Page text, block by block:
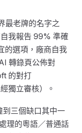
最老牌的名字之
我報告 99% 準確
的選項，廠商自我
轉錄頁公佈對
的對打
獨立審核）。
三個缺口其中一
理的粵語／普通話